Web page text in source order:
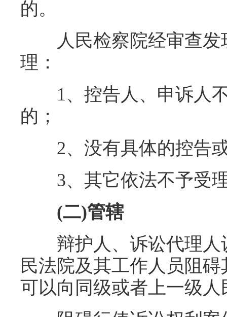
的。
人民检察院经审查发
理：
1、控告人、申诉人不
的；
2、没有具体的控告或
3、其它依法不予受
(二)管辖
辩护人、诉讼代理人
民法院及其工作人员阻
可以向同级或者上一级